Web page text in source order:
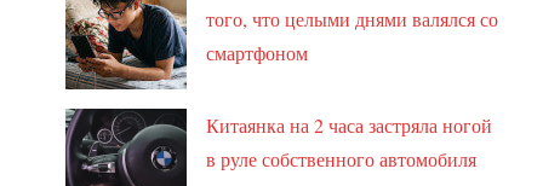
того, что целыми днями валялся со
смартфоном
Китаянка на 2 часа застряла ногой
в руле собственного автомобиля